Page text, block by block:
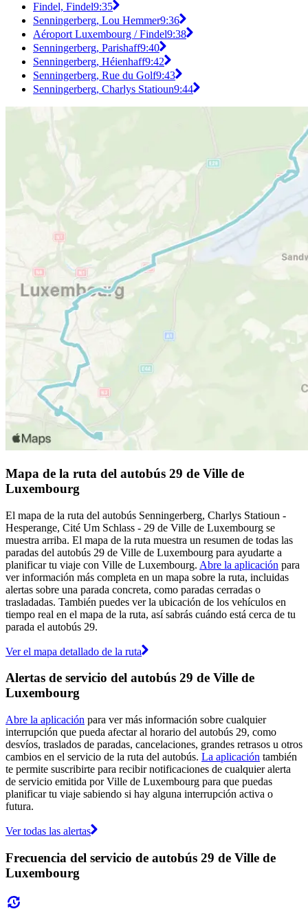
Findel, Findel9:35
Senningerberg, Lou Hemmer9:36
Aéroport Luxembourg / Findel9:38
Senningerberg, Parishaff9:40
Senningerberg, Héienhaff9:42
Senningerberg, Rue du Golf9:43
Senningerberg, Charlys Statioun9:44
Mapa de la ruta del autobús 29 de Ville de
Luxembourg
El mapa de la ruta del autobús Senningerberg, Charlys Statioun -
Hesperange, Cité Um Schlass - 29 de Ville de Luxembourg se
muestra arriba. El mapa de la ruta muestra un resumen de todas las
paradas del autobús 29 de Ville de Luxembourg para ayudarte a
planificar tu viaje con Ville de Luxembourg. Abre la aplicación para
ver información más completa en un mapa sobre la ruta, incluidas
alertas sobre una parada concreta, como paradas cerradas o
trasladadas. También puedes ver la ubicación de los vehículos en
tiempo real en el mapa de la ruta, así sabrás cuándo está cerca de tu
parada el autobús 29.
Ver el mapa detallado de la ruta
Alertas de servicio del autobús 29 de Ville de
Luxembourg
Abre la aplicación para ver más información sobre cualquier
interrupción que pueda afectar al horario del autobús 29, como
desvíos, traslados de paradas, cancelaciones, grandes retrasos u otros
cambios en el servicio de la ruta del autobús. La aplicación también
te permite suscribirte para recibir notificaciones de cualquier alerta
de servicio emitida por Ville de Luxembourg para que puedas
planificar tu viaje sabiendo si hay alguna interrupción activa o
futura.
Ver todas las alertas
Frecuencia del servicio de autobús 29 de Ville de
Luxembourg